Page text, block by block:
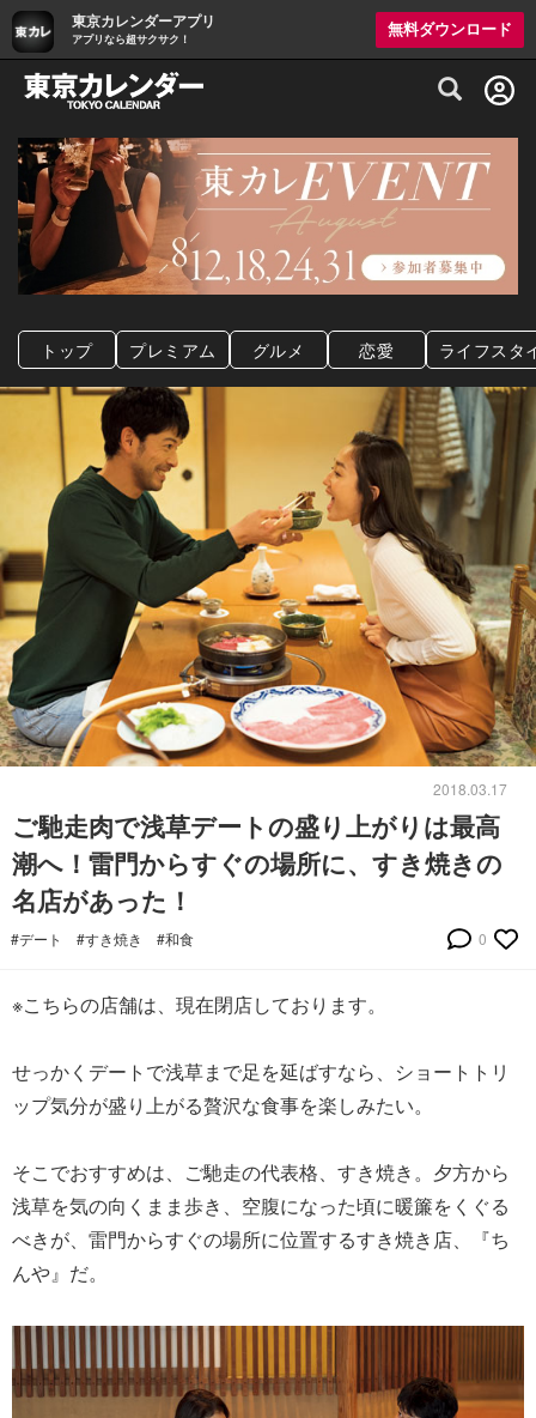
東京カレンダーアプリ
アプリなら超サクサク！
無料ダウンロード
グルメ情報・プレミアムレストラン予約
トップ プレミアム グルメ 恋愛 ライフスタ
2018.03.17
ご馳走肉で浅草デートの盛り上がりは最高
潮へ！雷門からすぐの場所に、すき焼きの
名店があった！
#デート #すき焼き #和食 0
※こちらの店舗は、現在閉店しております。
せっかくデートで浅草まで足を延ばすなら、ショートトリ
ップ気分が盛り上がる贅沢な食事を楽しみたい。
そこでおすすめは、ご馳走の代表格、すき焼き。夕方から
浅草を気の向くまま歩き、空腹になった頃に暖簾をくぐる
べきが、雷門からすぐの場所に位置するすき焼き店、『ち
んや』だ。